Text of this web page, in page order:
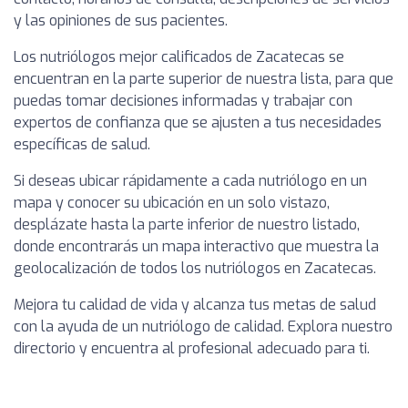
y las opiniones de sus pacientes.
Los nutriólogos mejor calificados de Zacatecas se
encuentran en la parte superior de nuestra lista, para que
puedas tomar decisiones informadas y trabajar con
expertos de confianza que se ajusten a tus necesidades
específicas de salud.
Si deseas ubicar rápidamente a cada nutriólogo en un
mapa y conocer su ubicación en un solo vistazo,
desplázate hasta la parte inferior de nuestro listado,
donde encontrarás un mapa interactivo que muestra la
geolocalización de todos los nutriólogos en Zacatecas.
Mejora tu calidad de vida y alcanza tus metas de salud
con la ayuda de un nutriólogo de calidad. Explora nuestro
directorio y encuentra al profesional adecuado para ti.